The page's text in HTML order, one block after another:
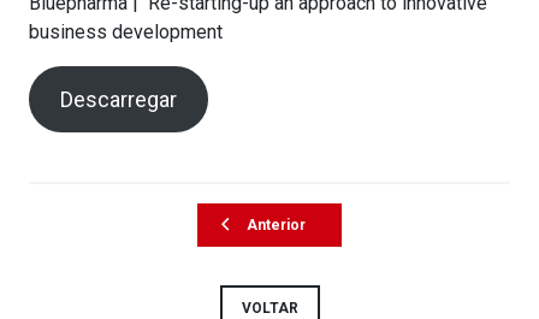
business development
Descarregar
Anterior
VOLTAR